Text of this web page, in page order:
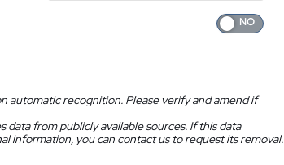
automatic recognition. Please verify and amend if
data from publicly available sources. If this data
information, you can contact us to request its removal.